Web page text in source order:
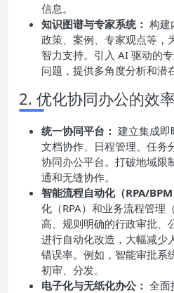
信息。
知识图谱与专家系统： 构建
政策、案例、专家观点等，
智力支持。引入 AI 驱动的
问题，提供多角度分析和潜
2. 优化协同办公的效
统一协同平台： 建立集成即
文档协作、日程管理、任务
协同办公平台。打破地域限
通和无缝协作。
智能流程自动化（RPA/BPM
化（RPA）和业务流程管理
高、规则明确的行政审批、
进行自动化改造，大幅减少
错误率。例如，智能审批系
初审、分发。
电子化与无纸化办公： 全面